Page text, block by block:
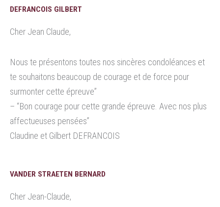
DEFRANCOIS GILBERT
Cher Jean Claude,
Nous te présentons toutes nos sincères condoléances et
te souhaitons beaucoup de courage et de force pour
surmonter cette épreuve”
– “Bon courage pour cette grande épreuve. Avec nos plus
affectueuses pensées”
Claudine et Gilbert DEFRANCOIS
VANDER STRAETEN BERNARD
Cher Jean-Claude,